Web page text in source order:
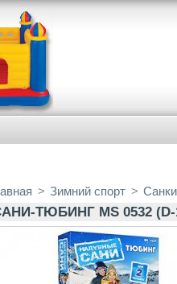
> Зимний спорт > Санки
ТЮБИНГ MS 0532